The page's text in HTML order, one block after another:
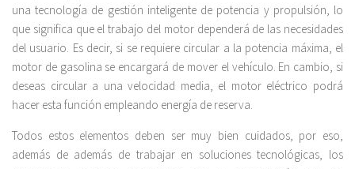
una tecnología de gestión inteligente de potencia y propulsión, lo
que significa que el trabajo del motor dependerá de las necesidades
del usuario. Es decir, si se requiere circular a la potencia máxima, el
motor de gasolina se encargará de mover el vehículo. En cambio, si
deseas circular a una velocidad media, el motor eléctrico podrá
hacer esta función empleando energía de reserva.
Todos estos elementos deben ser muy bien cuidados, por eso,
además de además de trabajar en soluciones tecnológicas, los